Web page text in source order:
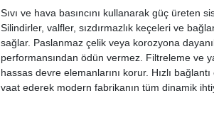
Sıvı ve hava basıncını kullanarak güç üreten
Silindirler, valfler, sızdırmazlık keçeleri ve
sağlar. Paslanmaz çelik veya korozyona
performansından ödün vermez. Filtreleme ve
hassas devre elemanlarını korur. Hızlı
vaat ederek modern fabrikanın tüm dinamik